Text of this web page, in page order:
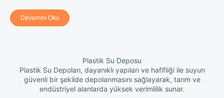
Devamını Oku
Plastik Su Deposu
Plastik Su Depoları, dayanıklı yapıları ve hafifliği ile suyun
güvenli bir şekilde depolanmasını sağlayarak, tarım ve
endüstriyel alanlarda yüksek verimlilik sunar.